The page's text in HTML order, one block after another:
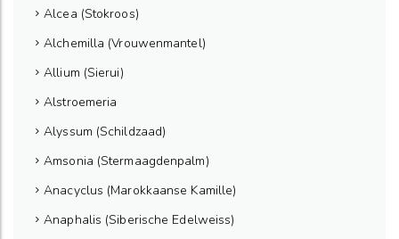
Alcea (Stokroos)
Alchemilla (Vrouwenmantel)
Allium (Sierui)
Alstroemeria
Alyssum (Schildzaad)
Amsonia (Stermaagdenpalm)
Anacyclus (Marokkaanse Kamille)
Anaphalis (Siberische Edelweiss)